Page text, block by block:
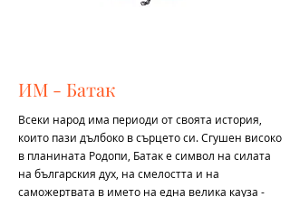
ИМ - Батак
Всеки народ има периоди от своята история,
които пази дълбоко в сърцето си. Сгушен високо
в планината Родопи, Батак е символ на силата
на българския дух, на смелостта и на
саможертвата в името на една велика кауза -